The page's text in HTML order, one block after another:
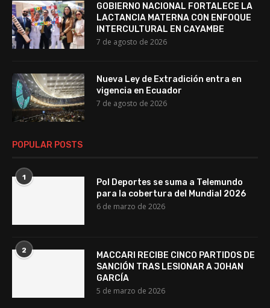
GOBIERNO NACIONAL FORTALECE LA
LACTANCIA MATERNA CON ENFOQUE
INTERCULTURAL EN CAYAMBE
7 de agosto de 2026
Nueva Ley de Extradición entra en
vigencia en Ecuador
7 de agosto de 2026
POPULAR POSTS
1
Pol Deportes se suma a Telemundo
para la cobertura del Mundial 2026
6 de marzo de 2026
2
MACCARI RECIBE CINCO PARTIDOS DE
SANCIÓN TRAS LESIONAR A JOHAN
GARCÍA
5 de marzo de 2026